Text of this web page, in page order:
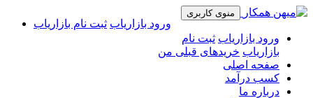
منوی کاربری
ورود بازاریاب ثبت نام بازاریاب
ورود بازاریاب ثبت نام
بازاریاب خریدهای قبلی من
صفحه اصلی
کسب درآمد
درباره ما